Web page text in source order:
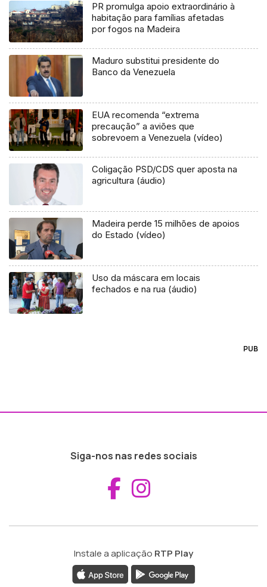
PR promulga apoio extraordinário à
habitação para famílias afetadas
por fogos na Madeira
Maduro substitui presidente do
Banco da Venezuela
EUA recomenda “extrema
precaução” a aviões que
sobrevoem a Venezuela (vídeo)
Coligação PSD/CDS quer aposta na
agricultura (áudio)
Madeira perde 15 milhões de apoios
do Estado (vídeo)
Uso da máscara em locais
fechados e na rua (áudio)
PUB
Siga-nos nas redes sociais
Aceder ao
Instale a aplicação RTP Play